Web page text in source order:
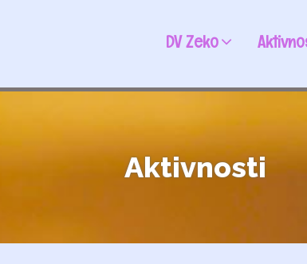
DV Zeko
Aktivnosti